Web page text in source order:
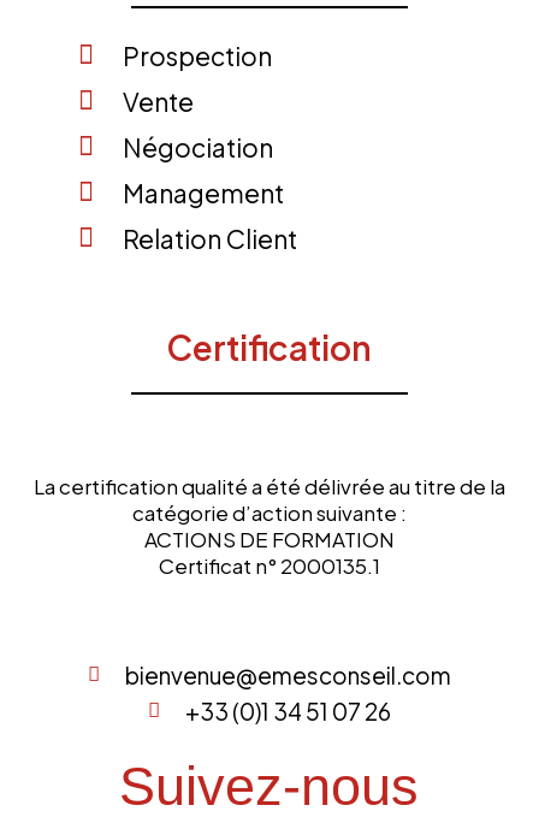
Prospection
Vente
Négociation
Management
Relation Client
Certification
La certification qualité a été délivrée au titre de la
catégorie d’action suivante :
ACTIONS DE FORMATION
Certificat n° 2000135.1
bienvenue@emesconseil.com
+33 (0)1 34 51 07 26
Suivez-nous